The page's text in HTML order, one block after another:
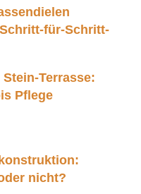
für-Schritt-
Stein-Terrasse:
Pflege
nicht?